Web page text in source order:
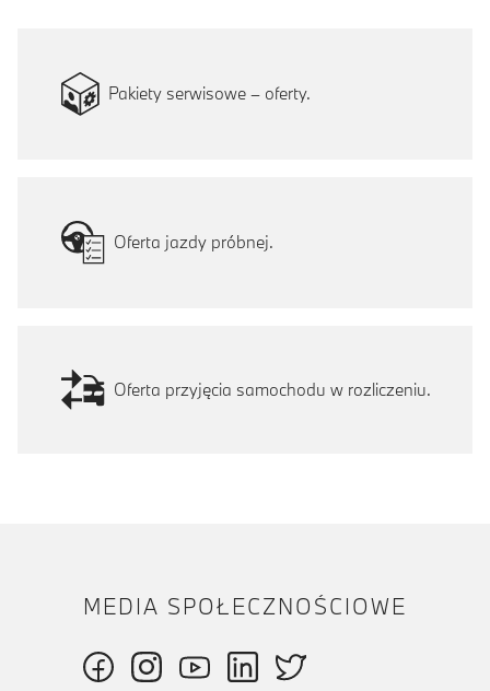
Pakiety serwisowe – oferty.
Oferta jazdy próbnej.
Oferta przyjęcia samochodu w rozliczeniu.
MEDIA SPOŁECZNOŚCIOWE